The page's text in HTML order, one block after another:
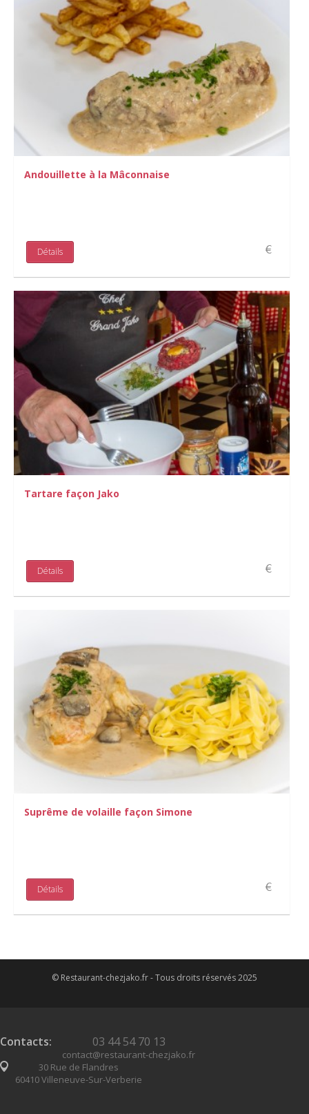
Andouillette à la Mâconnaise
Détails
Tartare façon Jako
Détails
Suprême de volaille façon Simone
Détails
© Restaurant-chezjako.fr - Tous droits réservés 2025
Contacts: 03 44 54 70 13
contact@restaurant-chezjako.fr
30 Rue de Flandres
60410 Villeneuve-Sur-Verberie